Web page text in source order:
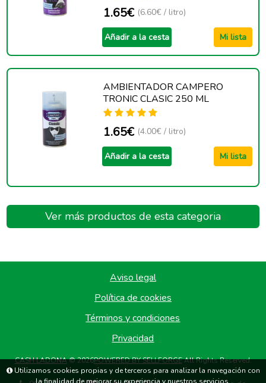
1.65€ (6.60€ / litro)
Añadir a la cesta Mi lista
AMBIENTADOR CAMPERO
TRONIC CLASIC 250 ML
1.65€ (4.00€ / litro)
Añadir a la cesta Mi lista
Ver más productos de esta categoria
Aviso legal
Política de cookies
Términos y condiciones
Privacidad
CASH LADONA© 2026POWERED BY SELLFORGEAll Rights Reserved.
Utilizamos cookies propias y de terceros para analizar la navegación con